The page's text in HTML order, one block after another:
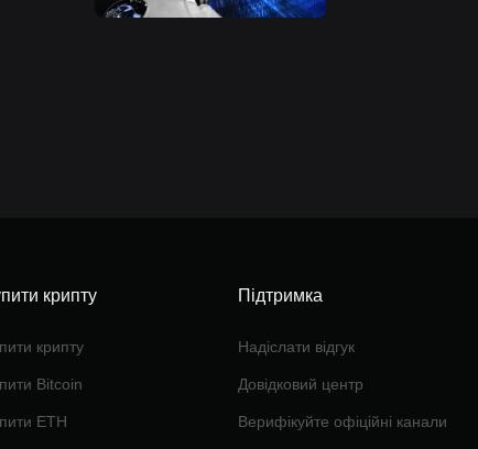
крипту
крипту
Bitcoin
ETH
Підтримка
Надіслати відгук
Довідковий центр
Верифікуйте офіційні канали